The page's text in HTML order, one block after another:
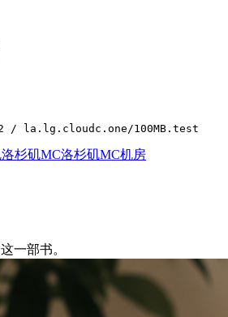
/ la.lg.cloudc.one/100MB.test
洛杉矶MC洛杉矶MC机房
一部书。